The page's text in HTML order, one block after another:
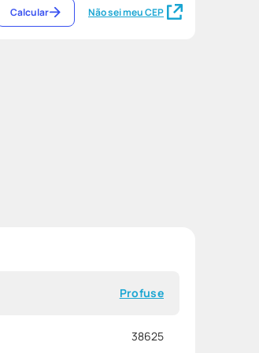
Não sei meu CEP
Calcular
Profuse
38625